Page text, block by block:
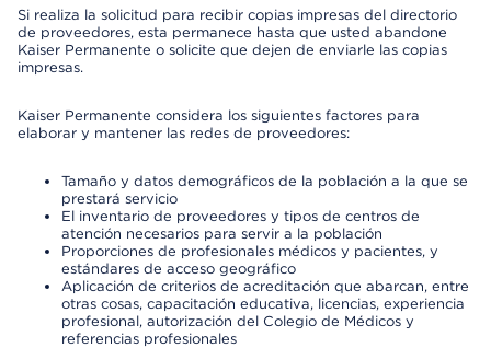
Si realiza la solicitud para recibir copias impresas del directorio
de proveedores, esta permanece hasta que usted abandone
Kaiser Permanente o solicite que dejen de enviarle las copias
impresas.
Kaiser Permanente considera los siguientes factores para
elaborar y mantener las redes de proveedores:
Tamaño y datos demográficos de la población a la que se
prestará servicio
El inventario de proveedores y tipos de centros de
atención necesarios para servir a la población
Proporciones de profesionales médicos y pacientes, y
estándares de acceso geográfico
Aplicación de criterios de acreditación que abarcan, entre
otras cosas, capacitación educativa, licencias, experiencia
profesional, autorización del Colegio de Médicos y
referencias profesionales